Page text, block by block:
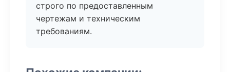
строго по предоставленным
чертежам и техническим
требованиям.